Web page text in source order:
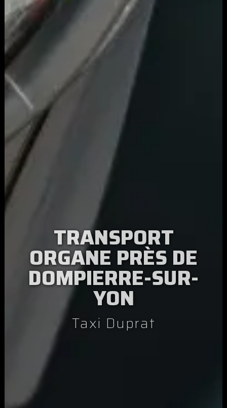
TRANSPORT
ORGANE PRÈS DE
DOMPIERRE-SUR-
YON
Taxi Duprat